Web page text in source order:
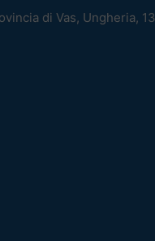
di Vas, Ungheria,